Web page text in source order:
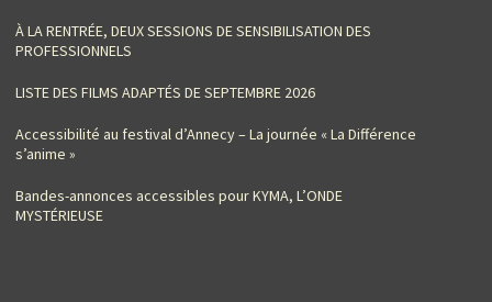
À LA RENTRÉE, DEUX SESSIONS DE SENSIBILISATION DES
PROFESSIONNELS
LISTE DES FILMS ADAPTÉS DE SEPTEMBRE 2026
Accessibilité au festival d’Annecy – La journée « La Différence
s’anime »
Bandes-annonces accessibles pour KYMA, L’ONDE
MYSTÉRIEUSE